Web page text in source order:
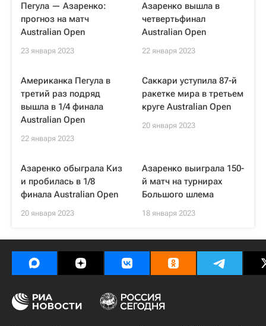
Пегула — Азаренко:
прогноз на матч
Australian Open
23 января 2023
Азаренко вышла в
четвертьфинал
Australian Open
22 января 2023
Американка Пегула в
третий раз подряд
вышла в 1/4 финала
Australian Open
22 января 2023
Саккари уступила 87-й
ракетке мира в третьем
круге Australian Open
20 января 2023
Азаренко обыграла Киз
и пробилась в 1/8
финала Australian Open
20 января 2023
Азаренко выиграла 150-
й матч на турнирах
Большого шлема
18 января 2023